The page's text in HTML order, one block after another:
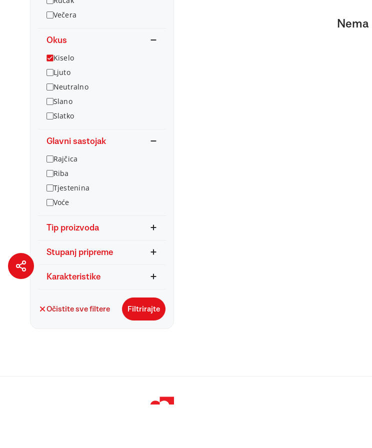
Večera
Okus
Kiselo
Ljuto
Neutralno
Slano
Slatko
Glavni sastojak
Rajčica
Riba
Tjestenina
Voće
Tip proizvoda
Stupanj pripreme
Karakteristike
Očistite sve filtere Filtrirajte